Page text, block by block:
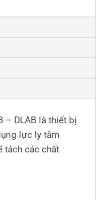
– DLAB là thiết bị
lực ly tâm
tách các chất